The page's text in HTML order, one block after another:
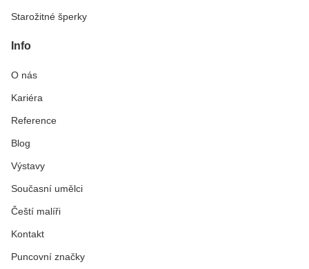
Starožitné šperky
Info
O nás
Kariéra
Reference
Blog
Výstavy
Současní umělci
Čeští malíři
Kontakt
Puncovní značky